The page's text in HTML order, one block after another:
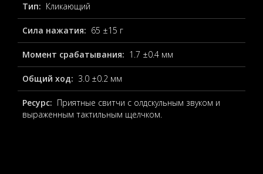
Тип: Кликающий
Сила нажатия: 65 ±15 г
Момент срабатывания: 1.7 ±0.4 мм
Общий ход: 3.0 ±0.2 мм
Ресурс: Приятные свитчи с олдскульным звуком и
выраженным тактильным щелчком.